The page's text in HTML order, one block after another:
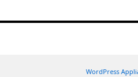
WordPress